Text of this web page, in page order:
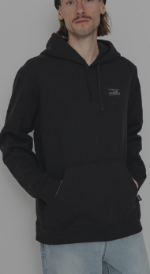
méretek: